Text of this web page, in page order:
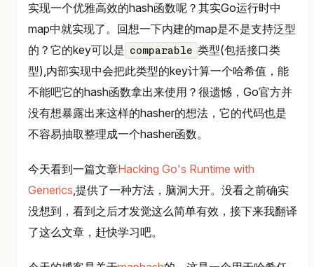
实现一个优雅高效的hash函数呢？其实Go运行时中
map中就实现了。回想一下内建的map是不是支持泛型
的？它的key可以是 comparable 类型(包括接口类
型),内部实现中会把此类型的key计算一个哈希值，能
不能吧它的hash函数拿出来使用？很遗憾，Go官方并
没有想暴露出来这样的hasher的想法，它的代码也是
不容易抽取整理成一个hasher函数。
今天看到一篇文章Hacking Go's Runtime with
Generics,提供了一种方法，脑洞大开。没看之前确实
没想到，看到之后才发觉这么简单有效，接下来我翻译
了这么文章，赶快学习吧。